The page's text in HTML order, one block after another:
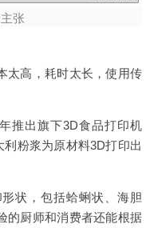
张
太高，耗时太长，使用传
推出旗下3D食品打印机
粉浆为原材料3D打印出
状，包括蛤蜊状、海胆
的厨师和消费者还能根据